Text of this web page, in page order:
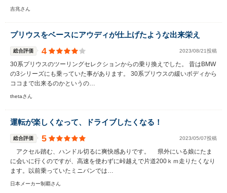
吉兆さん
プリウスをベースにアウディが仕上げたような出来栄え
総合評価 4 2023/08/21投稿
30系プリウスのツーリングセレクションからの乗り換えでした。 昔はBMW
の3シリーズにも乗っていた事があります。 30系プリウスの緩いボディから
ココまで出来るのかというの…
thetaさん
運転が楽しくなって、ドライブしたくなる！
総合評価 5 2023/05/07投稿
アクセル踏む、ハンドル切るに爽快感ありです。 県外にいる娘にたま
に会いに行くのですが、高速を使わずに峠越えで片道200ｋｍ走りたくなり
ます。以前乗っていたミニバンでは…
日本メーカー制覇さん